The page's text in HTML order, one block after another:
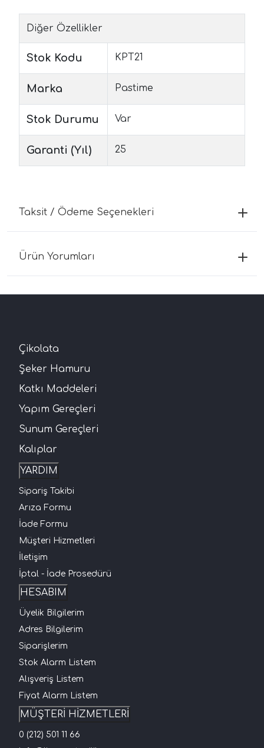
Diğer Özellikler
Stok Kodu KPT21
Marka Pastime
Stok Durumu Var
Garanti (Yıl) 25
Taksit / Ödeme Seçenekleri
Ürün Yorumları
Çikolata
Şeker Hamuru
Katkı Maddeleri
Yapım Gereçleri
Sunum Gereçleri
Kalıplar
YARDIM
Sipariş Takibi
Arıza Formu
İade Formu
Müşteri Hizmetleri
İletişim
İptal - İade Prosedürü
HESABIM
Üyelik Bilgilerim
Adres Bilgilerim
Siparişlerim
Stok Alarm Listem
Alışveriş Listem
Fiyat Alarm Listem
MÜŞTERİ HİZMETLERİ
0 (212) 501 11 66